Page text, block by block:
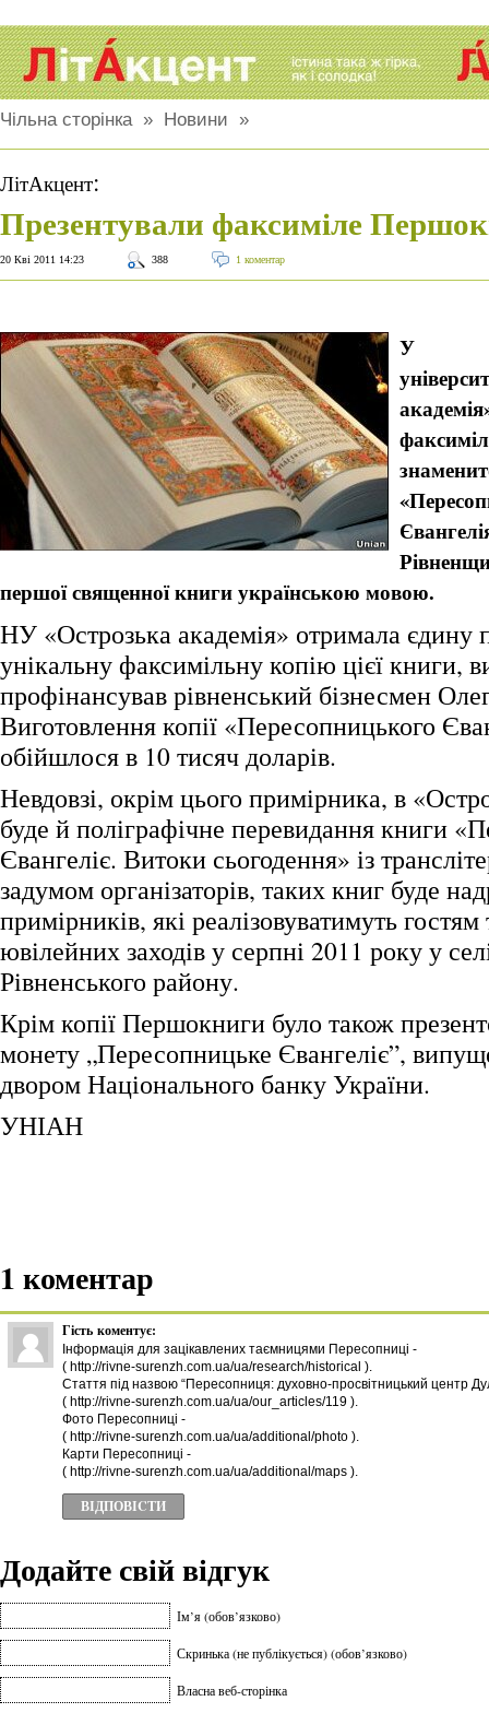
Чільна сторінка» Новини »
ЛітАкцент:
Презентували факсиміле
20 Кві 2011 14:23 388 1 коментар
У
першої священної книги українською мовою.
НУ «Острозька академія» отримала єдину
унікальну факсимільну копію цієї книги,
профінансував рівненський бізнесмен
Виготовлення копії «Пересопницького
обійшлося в 10 тисяч доларів.
Невдовзі, окрім цього примірника, в
буде й поліграфічне перевидання книги
Євангеліє. Витоки сьогодення» із
задумом організаторів, таких книг буде
примірників, які реалізовуватимуть
ювілейних заходів у серпні 2011 року у
Рівненського району.
Крім копії Першокниги було також
монету „Пересопницьке Євангеліє”,
двором Національного банку України.
УНІАН
1 коментар
Гість коментує:
Інформація для зацікавлених таємницями Пересопниці -
( http://rivne-surenzh.com.ua/ua/research/historical ).
Стаття під назвою “Пересопниця: духовно-просвітницький центр
( http://rivne-surenzh.com.ua/ua/our_articles/119 ).
Фото Пересопниці -
( http://rivne-surenzh.com.ua/ua/additional/photo ).
Карти Пересопниці -
( http://rivne-surenzh.com.ua/ua/additional/maps ).
ВІДПОВІCТИ
Додайте свій відгук
Ім’я (обов’язково)
Скринька (не публікується) (обов’язково)
Власна веб-сторінка